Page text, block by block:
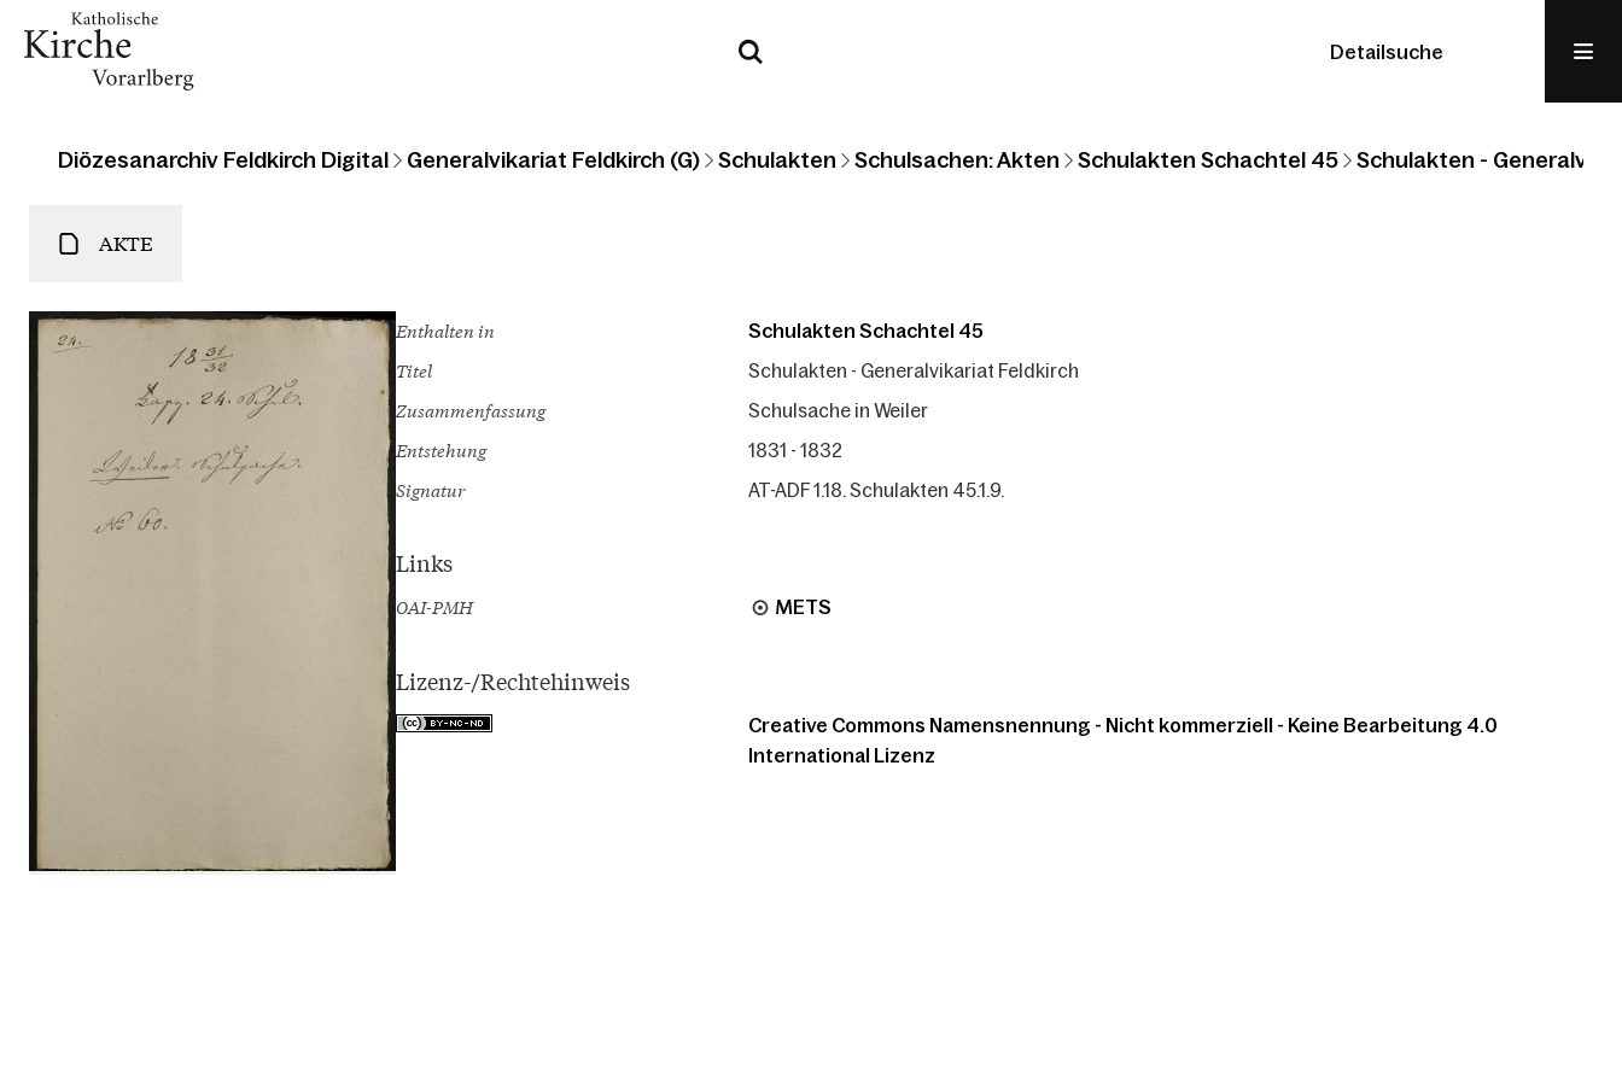
Detailsuche
Diözesanarchiv Feldkirch Digital Generalvikariat Feldkirch (G) Schulakten Schulsachen: Akten Schulakten Schachtel 45 Schulakten -
AKTE
Enthalten in Schulakten Schachtel 45
Titel Schulakten - Generalvikariat Feldkirch
Zusammenfassung Schulsache in Weiler
Entstehung 1831 - 1832
Signatur AT-ADF 1.18. Schulakten 45.1.9.
Links
OAI-PMH METS
Lizenz-/Rechtehinweis
Creative Commons Namensnennung - Nicht kommerziell - Keine Bearbeitung 4.0
International Lizenz